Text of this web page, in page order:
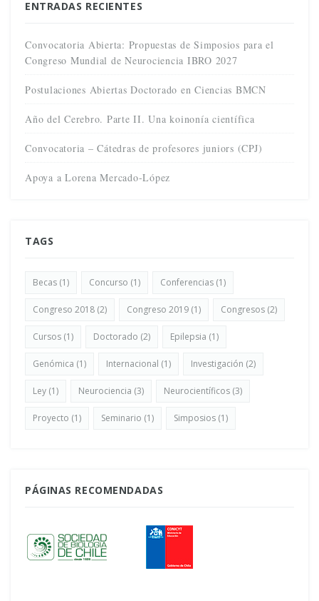
ENTRADAS RECIENTES
Convocatoria Abierta: Propuestas de Simposios para el
Congreso Mundial de Neurociencia IBRO 2027
Postulaciones Abiertas Doctorado en Ciencias BMCN
Año del Cerebro. Parte II. Una koinonía científica
Convocatoria – Cátedras de profesores juniors (CPJ)
Apoya a Lorena Mercado-López
TAGS
Becas (1) Concurso (1) Conferencias (1)
Congreso 2018 (2) Congreso 2019 (1) Congresos (2)
Cursos (1) Doctorado (2) Epilepsia (1)
Genómica (1) Internacional (1) Investigación (2)
Ley (1) Neurociencia (3) Neurocientíficos (3)
Proyecto (1) Seminario (1) Simposios (1)
PÁGINAS RECOMENDADAS